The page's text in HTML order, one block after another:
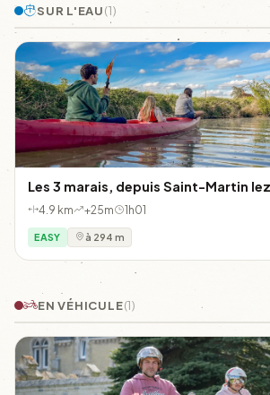
SUR L'EAU(1)
Les 3 marais, depuis Saint-Martin
4.9 km +25m 1h01
EASY à 294 m
EN VÉHICULE(1)